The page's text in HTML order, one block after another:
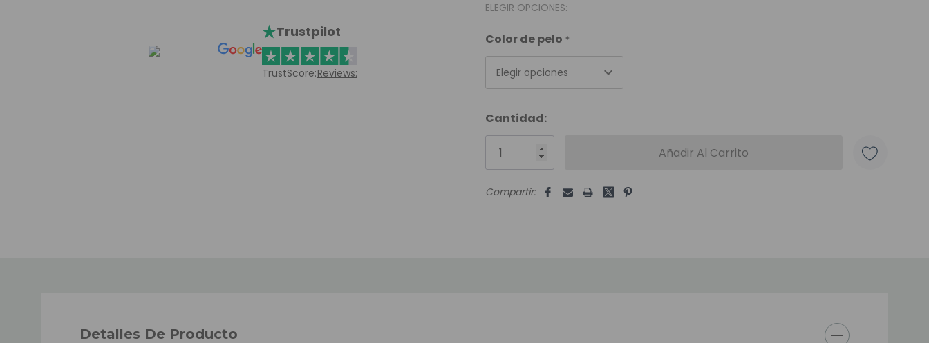
Trustpilot
TrustScore:Reviews:
ELEGIR OPCIONES:
Color de pelo *
Elegir opciones
Unidades
disponibles:
Cantidad:
Compartir:
Detalles De Producto